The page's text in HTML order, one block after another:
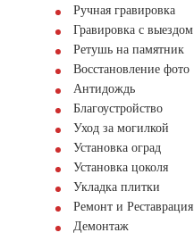
Ручная гравировка
Гравировка с выездом
Ретушь на памятник
Восстановление фото
Антидождь
Благоустройство
Уход за могилкой
Установка оград
Установка цоколя
Укладка плитки
Ремонт и Реставрация
Демонтаж